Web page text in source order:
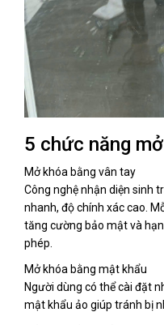
5 chức năng
Mở khóa bằng vân tay
Công nghệ nhận diện sinh
nhanh, độ chính xác cao.
tăng cường bảo mật và
phép.
Mở khóa bằng mật khẩu
Người dùng có thể cài đặt
mật khẩu ảo giúp tránh bị